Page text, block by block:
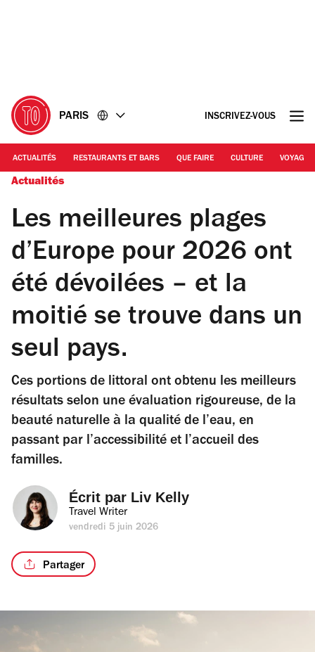
PARIS INSCRIVEZ-VOUS
ACTUALITÉS RESTAURANTS ET BARS QUE FAIRE CULTURE VOYAGE
Actualités
Les meilleures plages
d’Europe pour 2026 ont
été dévoilées – et la
moitié se trouve dans un
seul pays.
Ces portions de littoral ont obtenu les meilleurs
résultats selon une évaluation rigoureuse, de la
beauté naturelle à la qualité de l’eau, en
passant par l’accessibilité et l’accueil des
familles.
Écrit par Liv Kelly
Travel Writer
vendredi 5 juin 2026
Partager